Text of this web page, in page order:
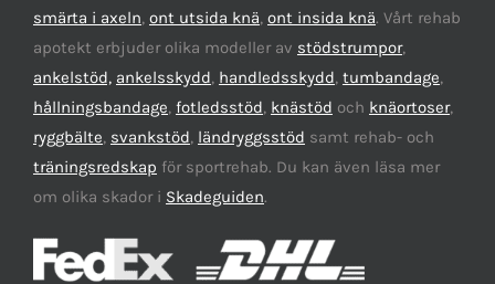
smärta i axeln, ont utsida knä, ont insida knä. Vårt rehab
apotekt erbjuder olika modeller av stödstrumpor,
ankelstöd, ankelsskydd, handledsskydd, tumbandage,
hållningsbandage, fotledsstöd, knästöd och knäortoser,
ryggbälte, svankstöd, ländryggsstöd samt rehab- och
träningsredskap för sportrehab. Du kan även läsa mer
om olika skador i Skadeguiden.